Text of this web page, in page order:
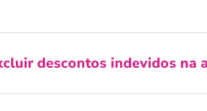
descontos indevidos na